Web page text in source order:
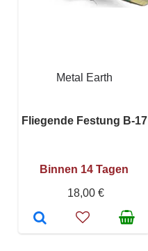
Metal Earth
Fliegende Festung B-17
Binnen 14 Tagen
18,00 €